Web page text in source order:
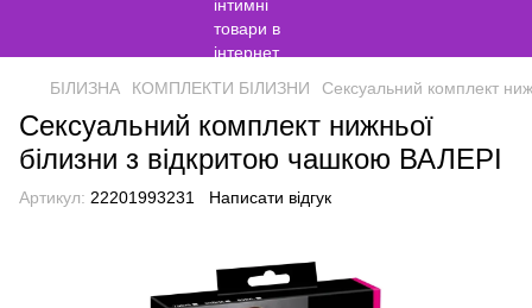
БІЛИЗНА КОМПЛЕКТИ БІЛИЗНИ Сексуальний комплект
Сексуальний комплект нижньої
білизни з відкритою чашкою ВАЛЕРІ
Артикул: 22201993231 Написати відгук